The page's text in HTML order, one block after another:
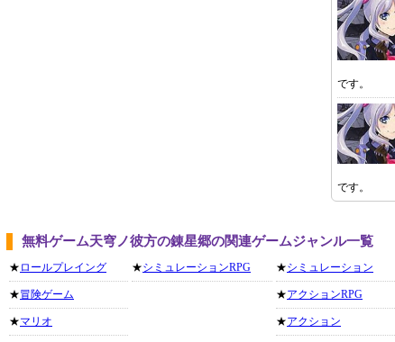
です。
です。
無料ゲーム天穹ノ彼方の錬星郷の関連ゲームジャンル一覧
★ ロールプレイング
★冒険ゲーム
★マリオ
★シミュレーションRPG ★シミュレーション
★アクションRPG
★アクション